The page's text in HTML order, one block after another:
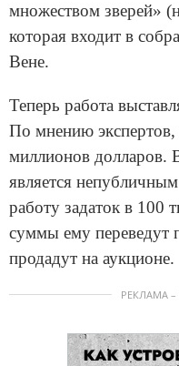
множеством зверей»
которая входит в
Вене.
Теперь работа
По мнению экспертов,
миллионов долларов.
является
работу задаток в 100
суммы ему переведут
продадут на аукционе.
РЕКЛАМА